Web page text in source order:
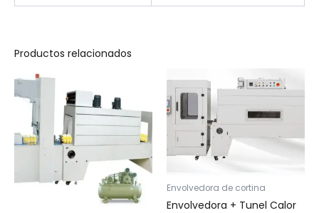
Productos relacionados
Envolvedora de cortina
Envolvedora + Tunel Calor